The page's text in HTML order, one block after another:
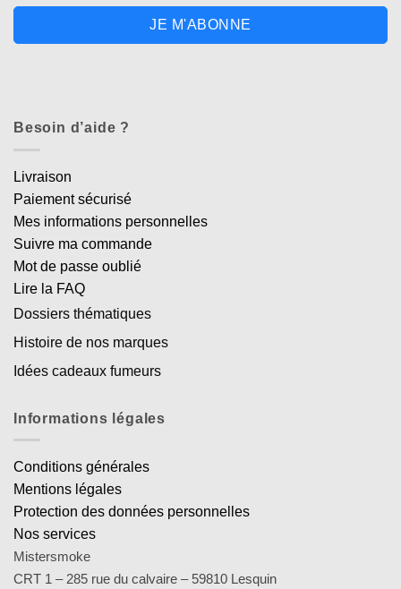
JE M'ABONNE
Besoin d’aide ?
Livraison
Paiement sécurisé
Mes informations personnelles
Suivre ma commande
Mot de passe oublié
Lire la FAQ
Dossiers thématiques
Histoire de nos marques
Idées cadeaux fumeurs
Informations légales
Conditions générales
Mentions légales
Protection des données personnelles
Nos services
Mistersmoke
CRT 1 – 285 rue du calvaire – 59810 Lesquin